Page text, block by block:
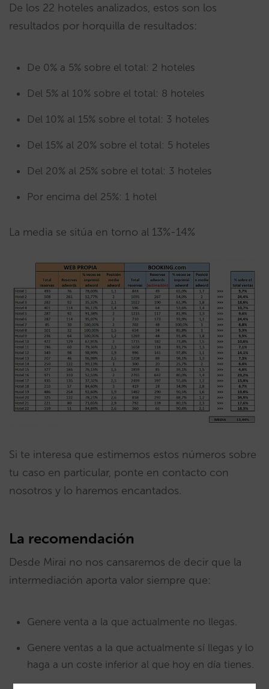
De los 22 hoteles analizados, estos son los
resultados por horquilla de resultados:
De 0% a 5% sobre el total: 2 hoteles
Del 5% al 10% sobre el total: 8 hoteles
Del 10% al 15% sobre el total: 3 hoteles
Del 15% al 20% sobre el total: 5 hoteles
Del 20% al 25% sobre el total: 3 hoteles
Por encima del 25%: 1 hotel
La media se sitúa en torno al 13%-14%
Si te interesa que estimemos estos números sobre
tu caso en particular, ponte en contacto con
nosotros y lo haremos encantados.
La recomendación
Desde Mirai no nos cansaremos de decir que la
intermediación aporta valor siempre que:
Genere venta a la que actualmente no llegas.
Genere ventas a la que actualmente sí llegas y lo
haga a un coste inferior al que hoy en día tienes.